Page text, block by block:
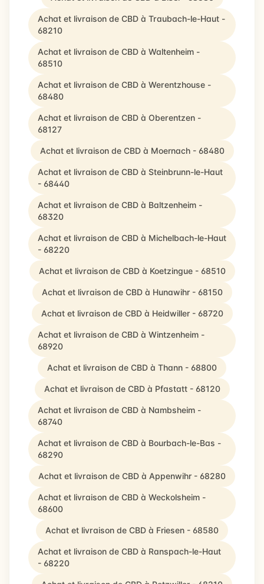
Achat et livraison de CBD à Traubach-le-Haut -
68210
Achat et livraison de CBD à Waltenheim -
68510
Achat et livraison de CBD à Werentzhouse -
68480
Achat et livraison de CBD à Oberentzen -
68127
Achat et livraison de CBD à Moernach - 68480
Achat et livraison de CBD à Steinbrunn-le-Haut
- 68440
Achat et livraison de CBD à Baltzenheim -
68320
Achat et livraison de CBD à Michelbach-le-Haut
- 68220
Achat et livraison de CBD à Koetzingue - 68510
Achat et livraison de CBD à Hunawihr - 68150
Achat et livraison de CBD à Heidwiller - 68720
Achat et livraison de CBD à Wintzenheim -
68920
Achat et livraison de CBD à Thann - 68800
Achat et livraison de CBD à Pfastatt - 68120
Achat et livraison de CBD à Nambsheim -
68740
Achat et livraison de CBD à Bourbach-le-Bas -
68290
Achat et livraison de CBD à Appenwihr - 68280
Achat et livraison de CBD à Weckolsheim -
68600
Achat et livraison de CBD à Friesen - 68580
Achat et livraison de CBD à Ranspach-le-Haut
- 68220